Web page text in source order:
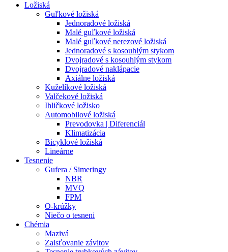
Ložiská
Guľkové ložiská
Jednoradové ložiská
Malé guľkové ložiská
Malé guľkové nerezové ložiská
Jednoradové s kosouhlým stykom
Dvojradové s kosouhlým stykom
Dvojradové naklápacie
Axiálne ložiská
Kuželíkové ložiská
Valčekové ložiská
Ihličkové ložisko
Automobilové ložiská
Prevodovka | Diferenciál
Klimatizácia
Bicyklové ložiská
Lineárne
Tesnenie
Gufera / Simeringy
NBR
MVQ
FPM
O-krúžky
Niečo o tesneni
Chémia
Mazivá
Zaisťovanie závitov